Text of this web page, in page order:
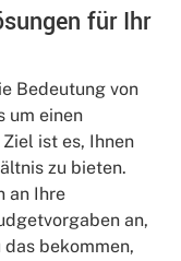
für Ihr
Bedeutung von
um einen
ist es, Ihnen
zu bieten.
an Ihre
an,
bekommen,